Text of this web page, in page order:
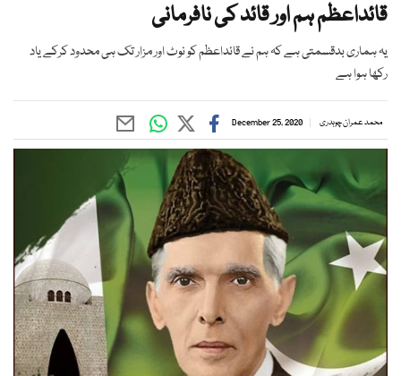
قائداعظم ہم اور قائد کی نافرمانی
یہ ہماری بدقسمتی ہے کہ ہم نے قائداعظم کو نوٹ اور مزار تک ہی محدود کرکے یاد
رکھا ہوا ہے
محمد عمران چوہدری December 25, 2020